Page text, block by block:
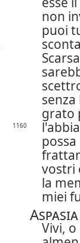
non
puoi
grato
1160
vostri
la
miei
Aspasia
Vivi,